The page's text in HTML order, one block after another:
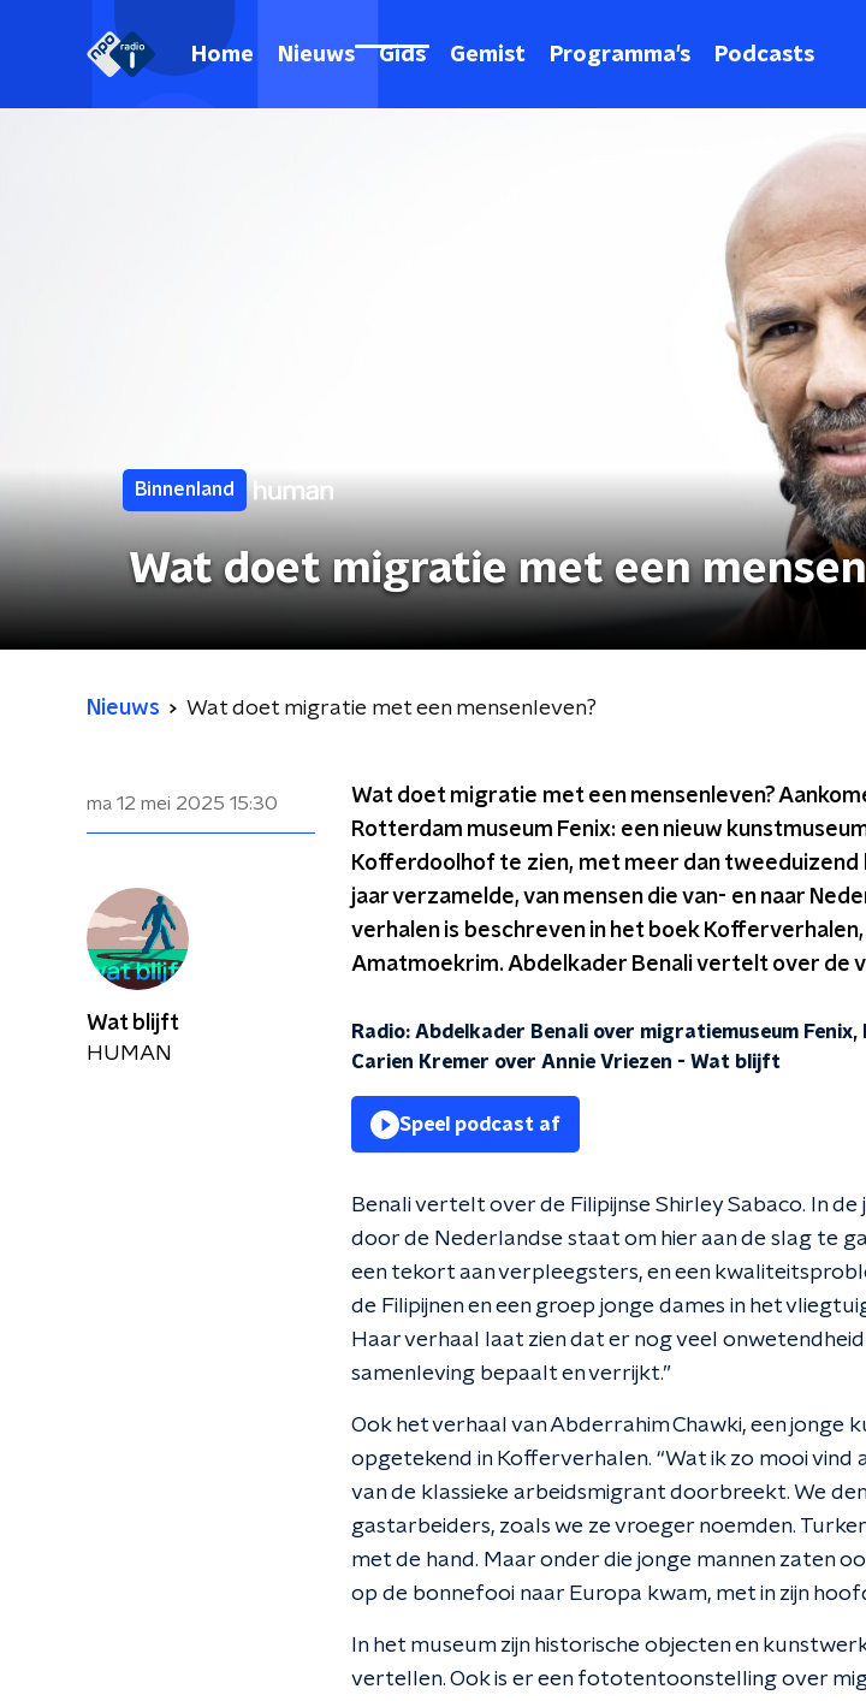
Home Nieuws Gids Gemist Programma's Podcasts
Binnenland
Wat doet migratie met een
Nieuws Wat doet migratie met een mensenleven?
ma 12 mei 2025 15:30
Wat doet migratie met een mensenleven?
Rotterdam museum Fenix: een nieuw
Kofferdoolhof te zien, met meer dan
jaar verzamelde, van mensen die van- en naar
verhalen is beschreven in het boek
Amatmoekrim. Abdelkader Benali vertelt over de
Radio: Abdelkader Benali over migratiemuseum
Carien Kremer over Annie Vriezen - Wat blijft
Speel podcast af
Benali vertelt over de Filipijnse Shirley Sabaco. In
door de Nederlandse staat om hier aan de slag te
een tekort aan verpleegsters, en een
de Filipijnen en een groep jonge dames in het
Haar verhaal laat zien dat er nog veel
samenleving bepaalt en verrijkt.”
Ook het verhaal van Abderrahim Chawki, een jonge
opgetekend in Kofferverhalen. “Wat ik zo mooi vind
van de klassieke arbeidsmigrant doorbreekt. We
gastarbeiders, zoals we ze vroeger noemden.
met de hand. Maar onder die jonge mannen zaten
op de bonnefooi naar Europa kwam, met in zijn
In het museum zijn historische objecten en
vertellen. Ook is er een fototentoonstelling over
Wat blijft
HUMAN